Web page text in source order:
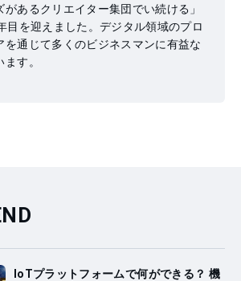
があるクリエイター集団でい続ける」
目を迎えました。デジタル領域のプロ
を通じて多くのビジネスマンに有益な
す。
IoTプラットフォームで何ができる？ 機